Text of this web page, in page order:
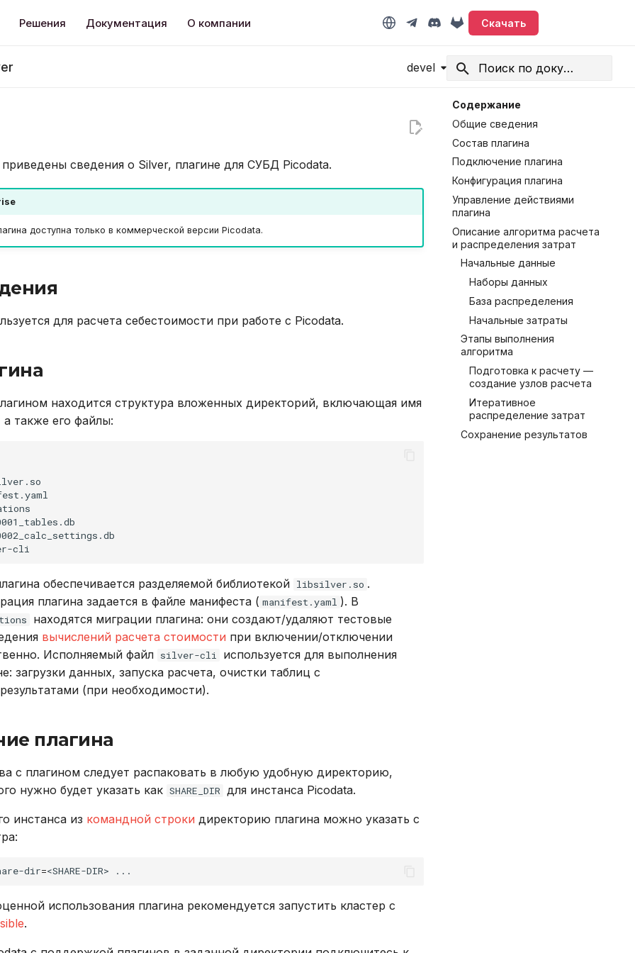
Решения Документация О компании Скачать
devel
Содержание
Общие сведения
Состав плагина
Подключение плагина
Конфигурация плагина
Управление действиями
плагина
Описание алгоритма расчета
и распределения затрат
Начальные данные
Наборы данных
База распределения
Начальные затраты
Этапы выполнения
алгоритма
Подготовка к расчету —
создание узлов расчета
Итеративное
распределение затрат
Сохранение результатов
сведения о Silver, плагине для СУБД Picodata.
доступна только в коммерческой версии Picodata.
для расчета себестоимости при работе с Picodata.
находится структура вложенных директорий, включающая имя
также его файлы:
обеспечивается разделяемой библиотекой libsilver.so .
плагина задается в файле манифеста ( manifest.yaml ). В
находятся миграции плагина: они создают/удаляют тестовые
вычислений расчета стоимости при включении/отключении
Исполняемый файл silver-cli
используется для выполнения
загрузки данных, запуска расчета, очистки таблиц с
(при необходимости).
плагина
с плагином следует распаковать в любую удобную директорию,
нужно будет указать как SHARE_DIR для инстанса Picodata.
инстанса из командной строки директорию плагина можно указать с
dir=<SHARE-DIR>
использования плагина рекомендуется запустить кластер с
.